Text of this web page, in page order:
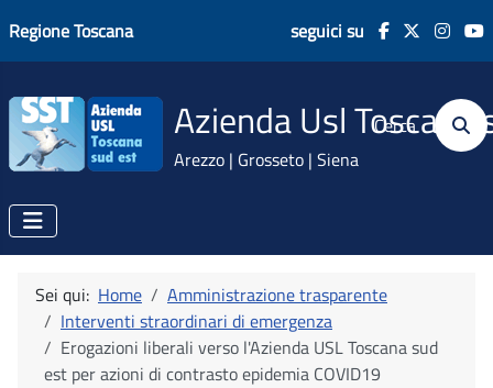
Regione Toscana seguici su
Azienda Usl Toscana
Arezzo | Grosseto | Siena
Cerca
Sei qui: Home
Amministrazione trasparente
Interventi straordinari di emergenza
Erogazioni liberali verso l'Azienda USL Toscana sud
est per azioni di contrasto epidemia COVID19